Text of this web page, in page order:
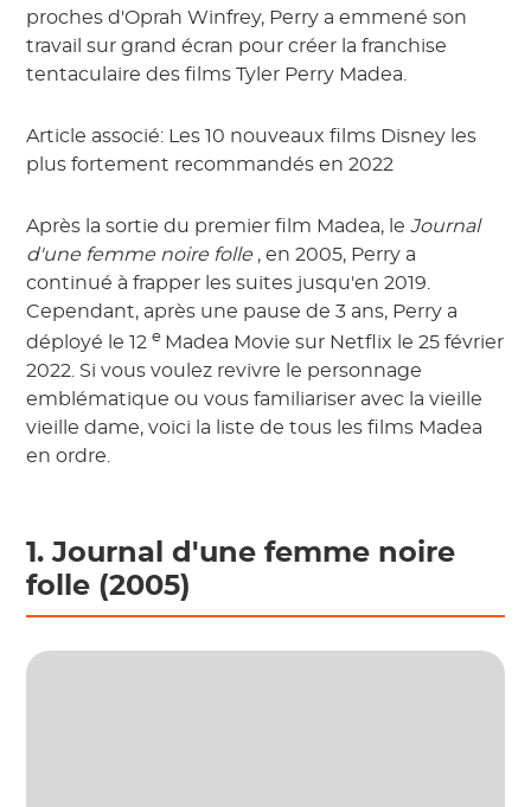
proches d'Oprah Winfrey, Perry a emmené son
travail sur grand écran pour créer la franchise
tentaculaire des films Tyler Perry Madea.
Article associé: Les 10 nouveaux films Disney les
plus fortement recommandés en 2022
Après la sortie du premier film Madea, leJournal
d'une femme noire folle , en 2005, Perry a
continué à frapper les suites jusqu'en 2019.
Cependant, après une pause de 3 ans, Perry a
déployé le 12e Madea Movie sur Netflix le 25 février
2022. Si vous voulez revivre le personnage
emblématique ou vous familiariser avec la vieille
vieille dame, voici la liste de tous les films Madea
en ordre.
1. Journal d'une femme noire
folle (2005)